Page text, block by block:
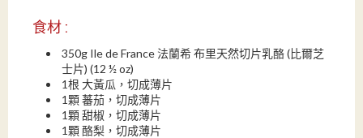
食材 :
350g Ile de France 法蘭希 布里天然切片乳酪 (比爾芝
士片) (12 ½ oz)
1根 大黃瓜，切成薄片
1顆 蕃茄，切成薄片
1顆 甜椒，切成薄片
1顆 酪梨，切成薄片